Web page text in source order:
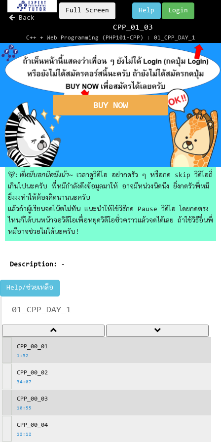
Back
Full Screen Login
Help
CPP_01_03
C++ + Web Programming (PHP101-CPP) : 01_CPP_DAY_1
BUY NOW
🐻: พี่หมีบอกนิดนึงน้า~เวลาดูวิดีโอ อย่ากดรัว ๆ หรือกด skip วิดีโอถี่
เกินไปนะครับ พี่หมีกำลังดึงข้อมูลมาให้ อาจมีหน่วงนิดนึง ยิ่งกดรัวพี่หมี
ยิ่งงงทำให้ต้องคิดนานนะครับ
แล้วถ้าผู้เรียนจดโน้ตไม่ทัน แนะนำให้ใช้วิธีกด Pause วิดีโอ โดยกดตรง
ไหนก็ได้บนหน้าจอวิดีโอเพื่อหยุดวิดีโอชั่วคราวแล้วจดได้เลย ถ้าใช้วิธีอื่นพี่
หมีอาจช่วยไม่ได้นะครับ!
Description: -
Help/ช่วยเหลือ
01_CPP_DAY_1
CPP_00_01
1:32
CPP_00_02
34:07
CPP_00_03
10:55
CPP_00_04
12:12